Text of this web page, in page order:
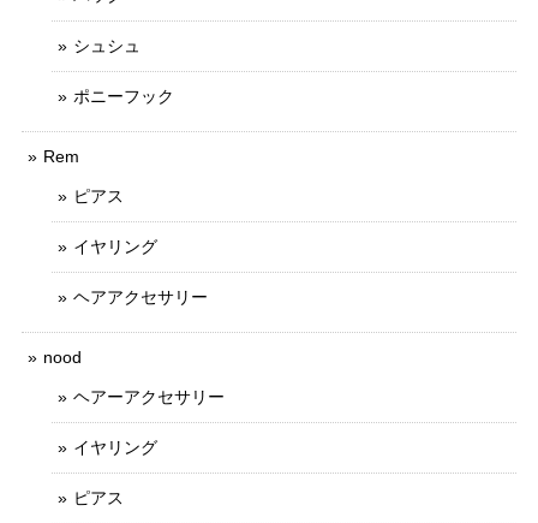
シュシュ
ポニーフック
Rem
ピアス
イヤリング
ヘアアクセサリー
nood
ヘアーアクセサリー
イヤリング
ピアス